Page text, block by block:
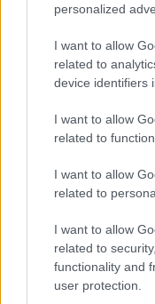
personalized
I want to allow
related to
device identifiers
I want to allow
related to
I want to allow
related to
I want to allow
related to
functionality and
user protection.
Azzal talán nem
nem ő volt a KTE
leggyorsabb
sokat fejlődött,
elnyűhetetlennek
hatalmas
magát játékba
szurkolónak
cseppet sem